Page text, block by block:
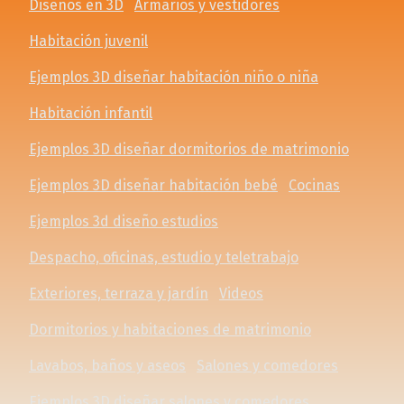
Diseños en 3D Armarios y vestidores
Habitación juvenil
Ejemplos 3D diseñar habitación niño o niña
Habitación infantil
Ejemplos 3D diseñar dormitorios de matrimonio
Ejemplos 3D diseñar habitación bebé Cocinas
Ejemplos 3d diseño estudios
Despacho, oficinas, estudio y teletrabajo
Exteriores, terraza y jardín Videos
Dormitorios y habitaciones de matrimonio
Lavabos, baños y aseos Salones y comedores